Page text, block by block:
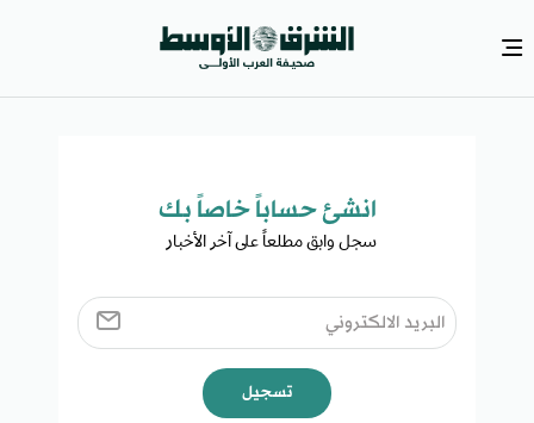
انشئ حساباً خاصاً بك​
سجل وابق مطلعاً على آخر الأخبار ​
تسجيل